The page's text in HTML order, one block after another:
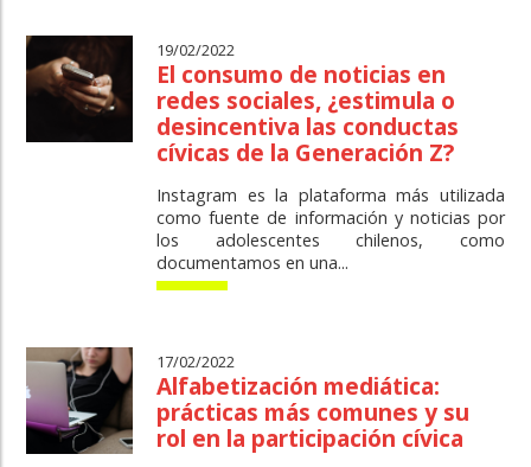
19/02/2022
El consumo de noticias en
redes sociales, ¿estimula o
desincentiva las conductas
cívicas de la Generación Z?
Instagram es la plataforma más utilizada
como fuente de información y noticias por
los adolescentes chilenos, como
documentamos en una...
17/02/2022
Alfabetización mediática:
prácticas más comunes y su
rol en la participación cívica